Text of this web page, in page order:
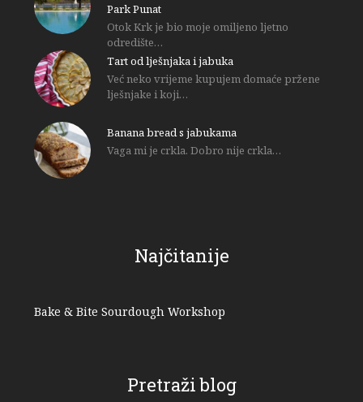
Park Punat
Otok Krk je bio moje omiljeno ljetno
odredište…
Tart od lješnjaka i jabuka
Već neko vrijeme kupujem domaće pržene
lješnjake i koji…
Banana bread s jabukama
Vaga mi je crkla. Dobro nije crkla…
Najčitanije
Bake & Bite Sourdough Workshop
Pretraži blog